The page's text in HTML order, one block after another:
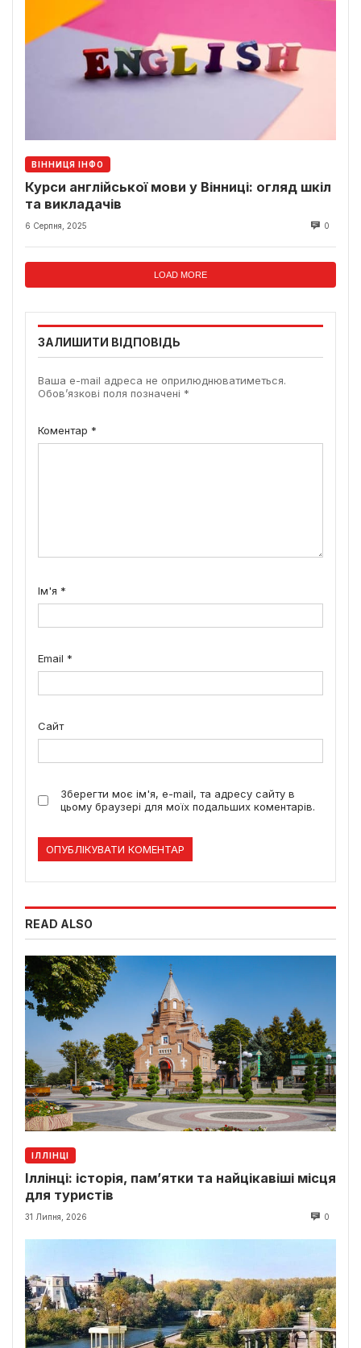
ВІННИЦЯ ІНФО
Курси англійської мови у Вінниці: огляд шкіл
та викладачів
6 Серпня, 2025 0
LOAD MORE
ЗАЛИШИТИ ВІДПОВІДЬ
Ваша e-mail адреса не оприлюднюватиметься.
Обов’язкові поля позначені *
Коментар *
Ім'я *
Email *
Сайт
Зберегти моє ім'я, e-mail, та адресу сайту в
цьому браузері для моїх подальших коментарів.
READ ALSO
ІЛЛІНЦІ
Іллінці: історія, пам’ятки та найцікавіші місця
для туристів
31 Липня, 2026 0